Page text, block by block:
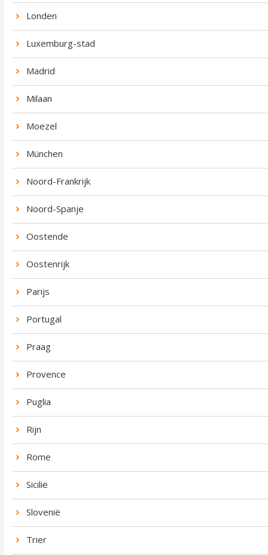
Londen
Luxemburg-stad
Madrid
Milaan
Moezel
München
Noord-Frankrijk
Noord-Spanje
Oostende
Oostenrijk
Parijs
Portugal
Praag
Provence
Puglia
Rijn
Rome
Sicilië
Slovenië
Trier